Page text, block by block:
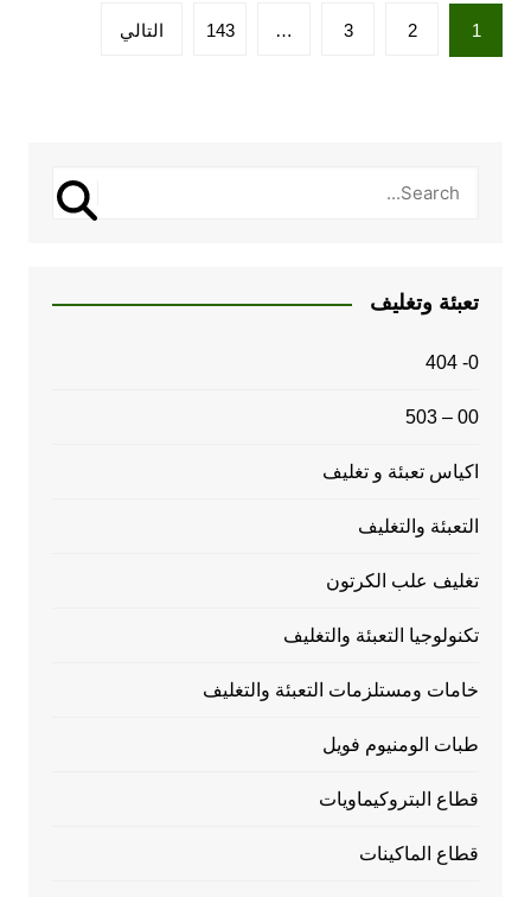
تعدد
صفحات
1
2
3
…
143 التالي
تعبئة وتغليف
0- 404
00 – 503
اكياس تعبئة و تغليف
التعبئة والتغليف
تغليف علب الكرتون
تكنولوجيا التعبئة والتغليف
خامات ومستلزمات التعبئة والتغليف
طبات الومنيوم فويل
قطاع البتروكيماويات
قطاع الماكينات